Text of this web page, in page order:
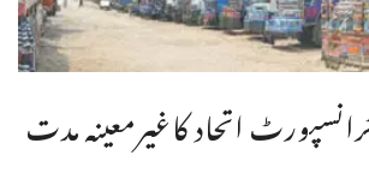
اتحاد کاغیرمعینہ مدت